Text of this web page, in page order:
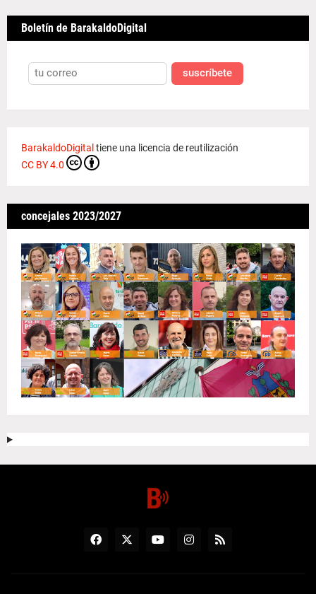
Boletín de BarakaldoDigital
suscríbete
BarakaldoDigital tiene una licencia de reutilización
CC BY 4.0
concejales 2023/2027